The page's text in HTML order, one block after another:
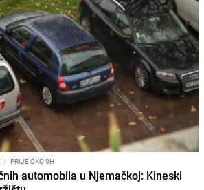
I PRIJE OKO 9H
automobila u Njemačkoj: Kineski